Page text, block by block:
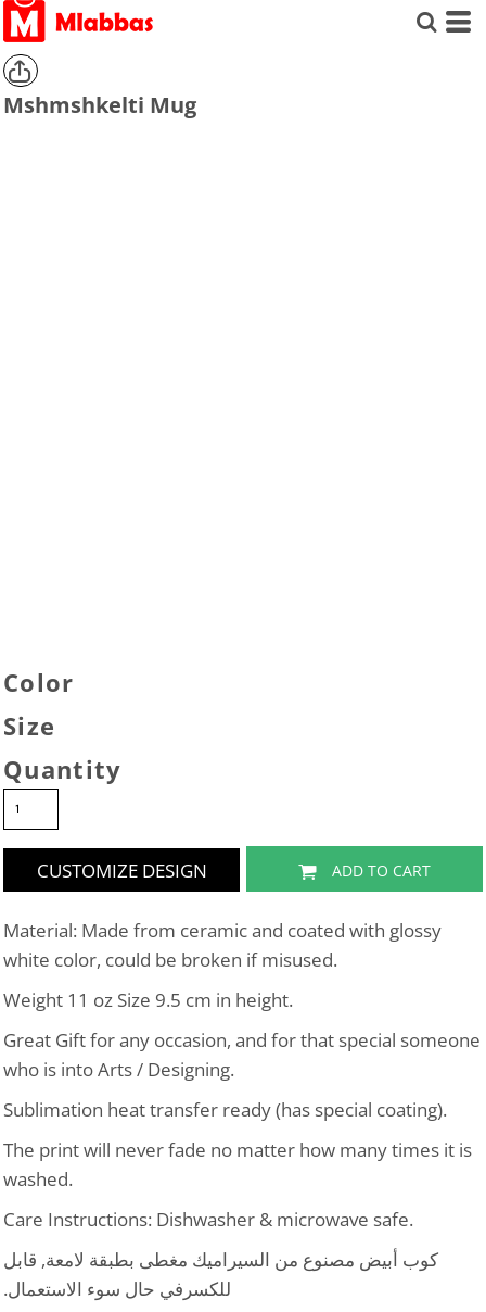
Mshmshkelti Mug
Color
Size
Quantity
CUSTOMIZE DESIGN ADD TO CART
Material: Made from ceramic and coated with glossy
white color, could be broken if misused.
Weight 11 oz Size 9.5 cm in height.
Great Gift for any occasion, and for that special someone
who is into Arts / Designing.
Sublimation heat transfer ready (has special coating).
The print will never fade no matter how many times it is
washed.
Care Instructions: Dishwasher & microwave safe.
كوب أبيض مصنوع من السيراميك مغطى بطبقة لامعة, قابل
للكسرفي حال سوء الاستعمال.